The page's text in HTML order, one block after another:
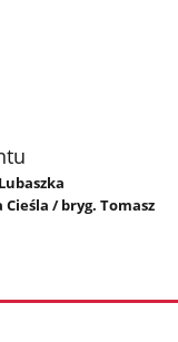
/ bryg. Tomasz